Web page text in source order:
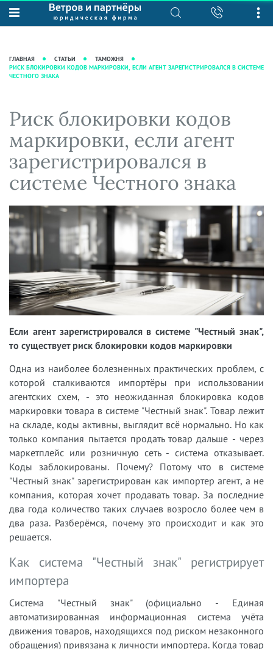
О нас
Рекомендации
Преимущества юридической
фирмы
Кейсы
Вакансии
Юридические услуги
Интеллектуальная собственность
Налоговая практика
Сопровождение бизнеса
Ведение уголовных дел
Защита активов
Ведение дел о банкротстве
База знаний
практики"
Аудиоподкасты
Видеоподкасты
Справочная
Вопросы-ответы
Вебинары и семинары
Прямые эфиры
ГЛАВНАЯ СТАТЬИ
ТАМОЖНЯ
РИСК БЛОКИРОВКИ КОДОВ МАРКИРОВКИ, ЕСЛИ АГЕНТ ЗАРЕГИСТРИРОВАЛСЯ В СИСТЕМЕ
ЧЕСТНОГО ЗНАКА
Риск блокировки кодов
маркировки, если агент
зарегистрировался в
системе Честного знака
Если агент зарегистрировался в системе "Честный знак",
то существует риск блокировки кодов маркировки
Одна из наиболее болезненных практических проблем, с
которой сталкиваются импортёры при использовании
агентских схем, - это неожиданная блокировка кодов
маркировки товара в системе "Честный знак". Товар лежит
на складе, коды активны, выглядит всё нормально. Но как
только компания пытается продать товар дальше - через
маркетплейс или розничную сеть - система отказывает.
Коды заблокированы. Почему? Потому что в системе
"Честный знак" зарегистрирован как импортер агент, а не
компания, которая хочет продавать товар. За последние
два года количество таких случаев возросло более чем в
два раза. Разберёмся, почему это происходит и как это
решается.
Как система "Честный знак" регистрирует
импортера
Система "Честный знак" (официально - Единая
автоматизированная информационная система учёта
движения товаров, находящихся под риском незаконного
обращения) привязана к личности импортера. Когда товар